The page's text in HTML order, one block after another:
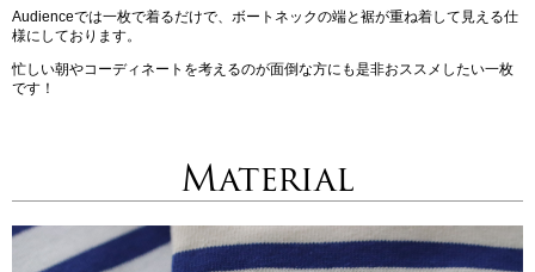
Audienceでは一枚で着るだけで、ボートネックの端と裾が重ね着して見える仕
様にしております。
忙しい朝やコーディネートを考えるのが面倒な方にも是非おススメしたい一枚
です！
Material